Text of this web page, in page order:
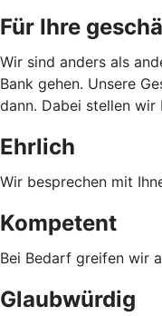
Für Ihre
Wir sind anders als
Bank gehen. Unsere
dann. Dabei stellen wir
Ehrlich
Wir besprechen mit
Kompetent
Bei Bedarf greifen wir
Glaubwürdig